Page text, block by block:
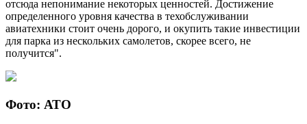
отсюда непонимание некоторых ценностей. Достижение
определенного уровня качества в техобслуживании
авиатехники стоит очень дорого, и окупить такие инвестиции
для парка из нескольких самолетов, скорее всего, не
получится".
Фото: АТО